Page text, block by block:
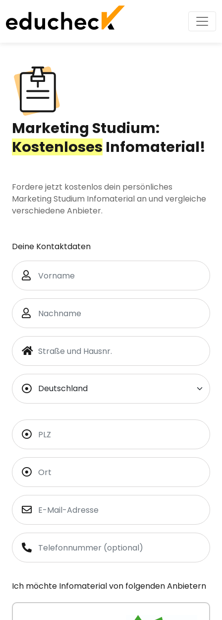
Marketing Studium:
Kostenloses Infomaterial!
Fordere jetzt kostenlos dein persönliches
Marketing Studium Infomaterial an und vergleiche
verschiedene Anbieter.
Deine Kontaktdaten
Ich möchte Infomaterial von folgenden Anbietern